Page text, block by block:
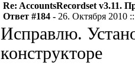
Re: AccountsRecordset v3.11.
Ответ #184 - 26. Октября 2010
Исправлю.
конструкторе